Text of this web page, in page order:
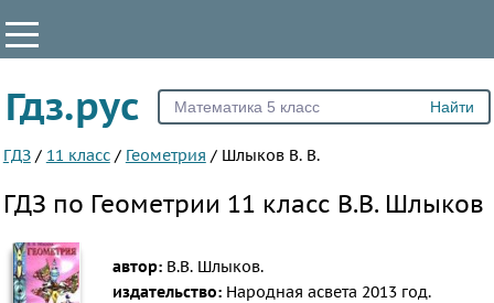
Все
7
9
10
11
Гдз.рус
ГДЗ / 11 класс / Геометрия / Шлыков В. В.
ГДЗ по Геометрии 11 класс В.В. Шлыков
автор: В.В. Шлыков.
издательство: Народная асвета 2013 год.